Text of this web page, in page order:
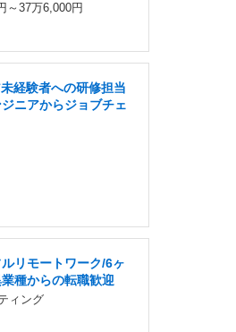
～37万6,000円
経験者への研修担当
ジニアからジョブチェ
リモートワーク/6ヶ
種からの転職歓迎
ィング